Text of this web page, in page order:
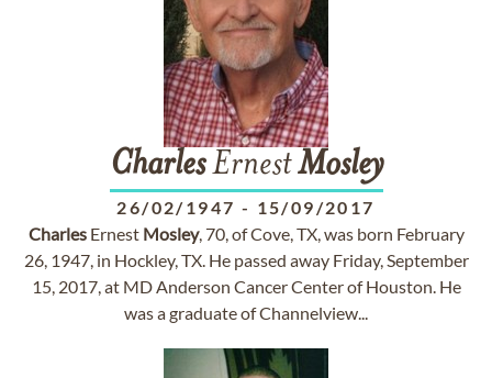
CharlesErnestMosley
26/02/1947 - 15/09/2017
CharlesErnest Mosley, 70, of Cove, TX, was born February
26, 1947, in Hockley, TX. He passed away Friday, September
15, 2017, at MD Anderson Cancer Center of Houston. He
was a graduate of Channelview...